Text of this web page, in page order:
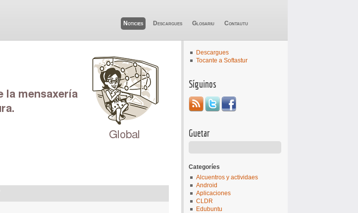
Noticies Descargues Glosariu Contautu
Descargues
Tocante a Softastur
Síguinos
Guetar
Categoríes
Alcuentros y actividaes
Android
Aplicaciones
CLDR
Edubuntu